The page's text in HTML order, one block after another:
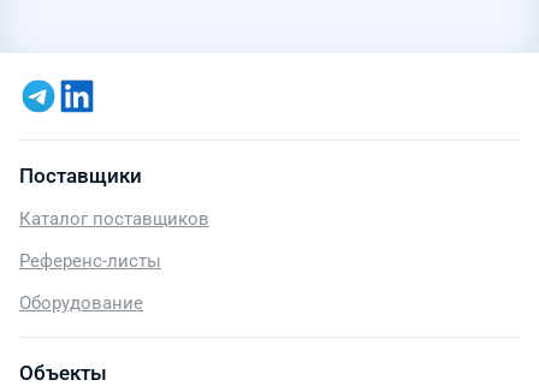
Поставщики
Каталог поставщиков
Референс-листы
Оборудование
Объекты